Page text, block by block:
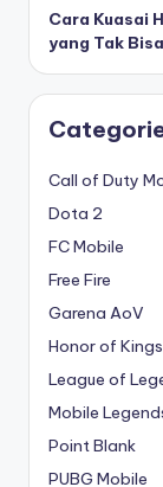
Cara Kuasai
yang Tak
Call of Duty
Dota 2
FC Mobile
Free Fire
Garena AoV
Honor of Kings
League of
Mobile
Point Blank
PUBG Mobile